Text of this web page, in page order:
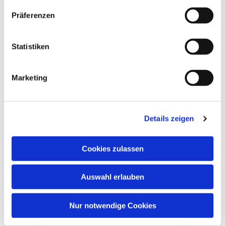
Präferenzen
Statistiken
Marketing
Details zeigen
Cookies zulassen
Auswahl erlauben
Nur notwendige Cookies
Dies könnte Sie auch